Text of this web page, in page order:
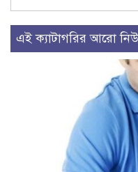
এই ক্যাটাগরির আরো